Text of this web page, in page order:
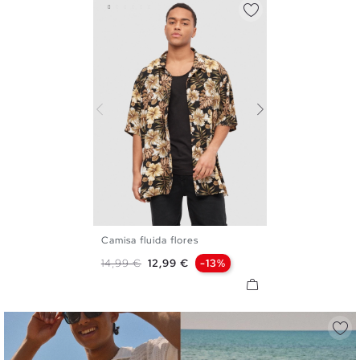
Camisa fluida flores
Precio base
14,99 € Precio
12,99 € -13%